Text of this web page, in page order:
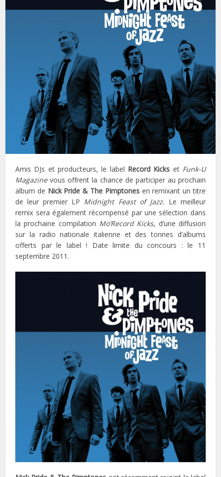
Amis DJs et producteurs, le label Record Kicks et Funk-U
Magazinevous offrent la chance de participer au prochain
album de Nick Pride & The Pimptonesen remixant un titre
de leur premier LP Midnight Feast of Jazz. Le meilleur
remix sera également récompensé par une sélection dans
la prochaine compilation Mo’Record Kicks, d’une diffusion
sur la radio nationale italienne et des tonnes d’albums
offerts par le label ! Date limite du concours : le 11
septembre 2011.